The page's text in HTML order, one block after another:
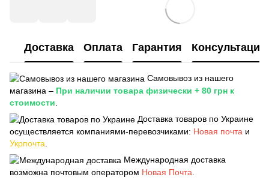
Доставка Оплата Гарантия Консультация
Самовывоз из нашего
магазина – При наличии товара физически + 80 грн к
стоимости
Доставка товаров по Украине
осуществляется компаниями-перевозчиками: Новая почта и
Укрпочта
Международная доставка
возможна почтовым оператором Новая Почта.